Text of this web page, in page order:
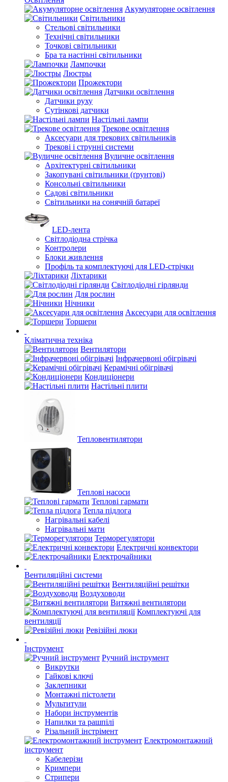
Акумуляторне освітлення
Світильники
Стельові світильники
Технічні світильники
Точкові світильники
Бра та настінні світильники
Лампочки
Люстры
Прожектори
Датчики освітлення
Датчики руху
Сутінкові датчики
Настільні лампи
Трекове освітлення
Аксесуари для трекових світильників
Трекові і струнні системи
Вуличне освітлення
Архітектурні світильники
Закопувані світильники (ґрунтові)
Консольні світильники
Садові світильники
Світильники на сонячній батареї
LED-лента
Світлодіодна стрічка
Контролери
Блоки живлення
Профіль та комплектуючі для LED-стрічки
Ліхтарики
Світлодіодні гірлянди
Для рослин
Нічники
Аксесуари для освітлення
Торшери
Кліматична техніка
Вентилятори
Інфрачервоні обігрівачі
Керамічні обігрівачі
Кондиціонери
Настільні плити
Тепловентилятори
Теплові насоси
Теплові гармати
Тепла підлога
Нагрівальні кабелі
Нагрівальні мати
Терморегулятори
Електричні конвектори
Електрочайники
Вентиляційні системи
Вентиляційні решітки
Воздуховоди
Витяжні вентилятори
Комплектуючі для
вентиляції
Ревізійні люки
Інструмент
Ручний інструмент
Викрутки
Гайкові ключі
Заклепники
Монтажні пістолети
Мультитули
Набори інструментів
Напилки та рашпілі
Різальний інстрімент
Електромонтажний
інструмент
Кабелерізи
Кримпери
Стрипери